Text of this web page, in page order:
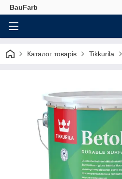
BauFarb
Каталог товарів Tikkurila